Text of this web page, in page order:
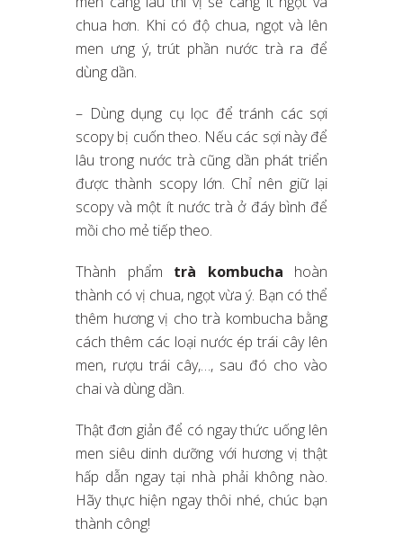
chua hơn. Khi có độ chua, ngọt và lên
men ưng ý, trút phần nước trà ra để
dùng dần.
– Dùng dụng cụ lọc để tránh các sợi
scopy bị cuốn theo. Nếu các sợi này để
lâu trong nước trà cũng dần phát triển
được thành scopy lớn. Chỉ nên giữ lại
scopy và một ít nước trà ở đáy bình để
mồi cho mẻ tiếp theo.
Thành phẩm trà kombucha hoàn
thành có vị chua, ngọt vừa ý. Bạn có thể
thêm hương vị cho trà kombucha bằng
cách thêm các loại nước ép trái cây lên
men, rượu trái cây,…, sau đó cho vào
chai và dùng dần.
Thật đơn giản để có ngay thức uống lên
men siêu dinh dưỡng với hương vị thật
hấp dẫn ngay tại nhà phải không nào.
Hãy thực hiện ngay thôi nhé, chúc bạn
thành công!